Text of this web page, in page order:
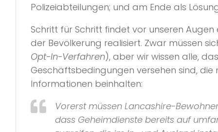
Polizeiabteilungen; und am Ende als
Schritt für Schritt findet vor unseren
der Bevölkerung realisiert. Zwar müssen
Opt-In-Verfahren), aber wir wissen alle,
Geschäftsbedingungen versehen sind,
Informationen beinhalten:
Vorerst müssen Lancashire-
dass Geheimdienste bereits auf